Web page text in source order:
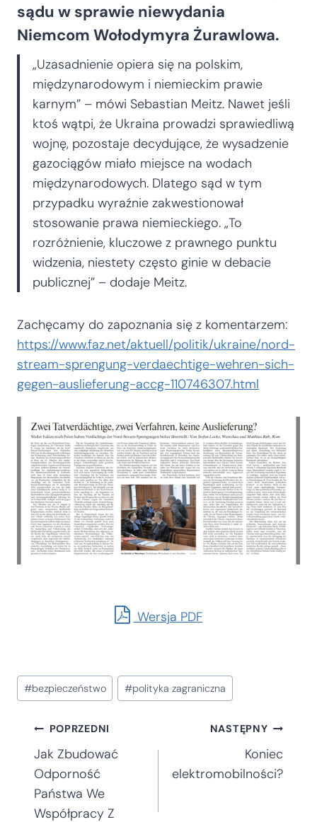
sądu w sprawie niewydania
Niemcom Wołodymyra Żurawlowa.
„Uzasadnienie opiera się na polskim,
międzynarodowym i niemieckim prawie
karnym” – mówi Sebastian Meitz. Nawet jeśli
ktoś wątpi, że Ukraina prowadzi sprawiedliwą
wojnę, pozostaje decydujące, że wysadzenie
gazociągów miało miejsce na wodach
międzynarodowych. Dlatego sąd w tym
przypadku wyraźnie zakwestionował
stosowanie prawa niemieckiego. „To
rozróżnienie, kluczowe z prawnego punktu
widzenia, niestety często ginie w debacie
publicznej” – dodaje Meitz.
Zachęcamy do zapoznania się z komentarzem:
https://www.faz.net/aktuell/politik/ukraine/nord-
stream-sprengung-verdaechtige-wehren-sich-
gegen-auslieferung-accg-110746307.html
Wersja PDF
Tagi
wpisu:
#bezpieczeństwo #polityka zagraniczna
Nawigacja
wpisu
POPRZEDNI
Jak Zbudować
Odporność
Państwa We
Współpracy Z
NASTĘPNY
Koniec
elektromobilności?